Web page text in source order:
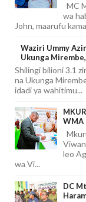
MC
wa
John, maarufu
Waziri Ummy
Ukunga
Shilingi bilioni 3.1
na Ukunga
idadi ya wahitimu...
WMA
leo
wa Vi...
DC